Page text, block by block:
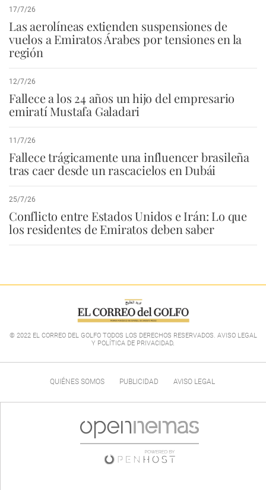
17/7/26
Las aerolíneas extienden suspensiones de
vuelos a Emiratos Árabes por tensiones en la
región
12/7/26
Fallece a los 24 años un hijo del empresario
emiratí Mustafa Galadari
11/7/26
Fallece trágicamente una influencer brasileña
tras caer desde un rascacielos en Dubái
25/7/26
Conflicto entre Estados Unidos e Irán: Lo que
los residentes de Emiratos deben saber
© 2022 EL CORREO DEL GOLFO TODOS LOS DERECHOS RESERVADOS. AVISO LEGAL
Y POLÍTICA DE PRIVACIDAD.
QUIÉNES SOMOS PUBLICIDAD AVISO LEGAL